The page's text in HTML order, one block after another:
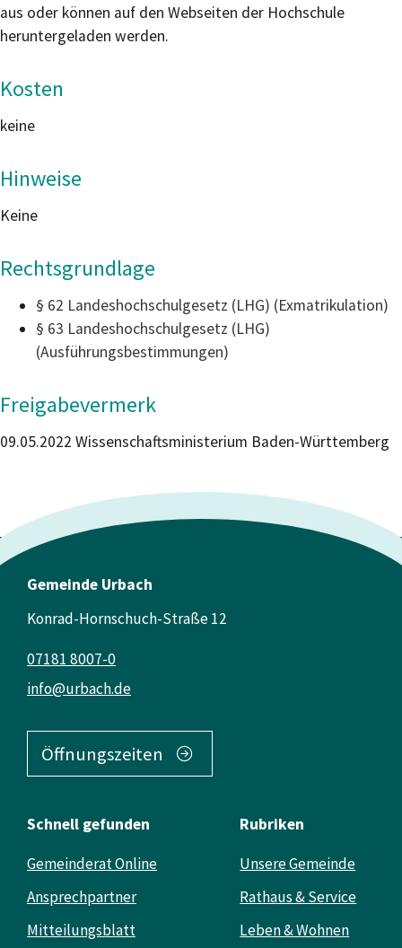
aus oder können auf den Webseiten der Hochschule
heruntergeladen werden.
Kosten
keine
Hinweise
Keine
Rechtsgrundlage
§ 62 Landeshochschulgesetz (LHG) (Exmatrikulation)
§ 63 Landeshochschulgesetz (LHG)
(Ausführungsbestimmungen)
Freigabevermerk
09.05.2022 Wissenschaftsministerium Baden-Württemberg
Gemeinde Urbach
Konrad-Hornschuch-Straße 12
info@urbach.de
07181 8007-0
Öffnungszeiten
Schnell gefunden
Gemeinderat Online
Ansprechpartner
Mitteilungsblatt
Rubriken
Unsere Gemeinde
Rathaus & Service
Leben & Wohnen